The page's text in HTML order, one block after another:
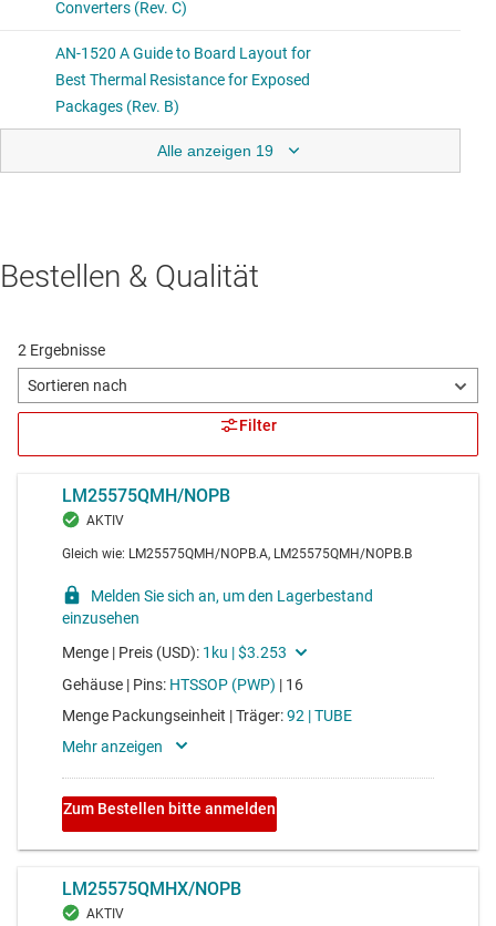
Alle anzeigen 19
Bestellen & Qualität